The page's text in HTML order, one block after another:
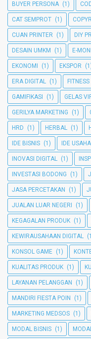
BUYER PERSONA (1)
CAT SEMPROT (1)
CUAN PRINTER (1) DIY
DESAIN UMKM (1) E-
EKONOMI (1) EKSPOR
ERA DIGITAL (1) FITNESS
GAMIFIKASI (1) GELAS
GERILYA MARKETING (1)
HRD (1) HERBAL (1)
IDE BISNIS (1) IDE USAHA
INOVASI DIGITAL (1)
INVESTASI BODONG (1)
JASA PERCETAKAN (1)
JUALAN LUAR NEGERI (1)
KEGAGALAN PRODUK (1)
KEWIRAUSAHAAN DIGITAL
KONSOL GAME (1)
KUALITAS PRODUK (1)
LAYANAN PELANGGAN (1)
MANDIRI FIESTA POIN (1)
MARKETING MEDSOS (1)
MODAL BISNIS (1)